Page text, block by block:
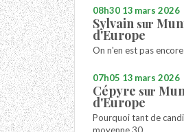
08h30 13 mars 2026
Sylvain sur
d'Europe
On n'en est pas
07h05 13 mars 2026
Cépyre sur
d'Europe
Pourquoi tant de
moyenne 30,...